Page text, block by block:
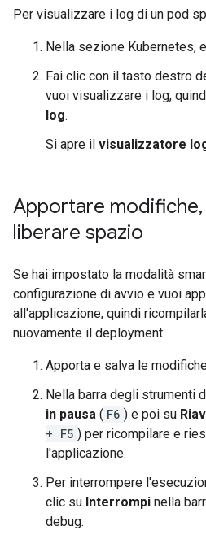
Per visualizzare i log di un pod
Nella sezione Kubernetes,
Fai clic con il tasto destro
vuoi visualizzare i log,
log.
Si apre il visualizzatore
Apportare modifiche,
liberare spazio
Se hai impostato la modalità
configurazione di avvio e vuoi
all'applicazione, quindi
nuovamente il deployment:
Apporta e salva le
Nella barra degli strumenti
in pausa ( F6 ) e poi su
+ F5 ) per ricompilare e
l'applicazione.
Per interrompere
clic su Interrompi nella
debug.